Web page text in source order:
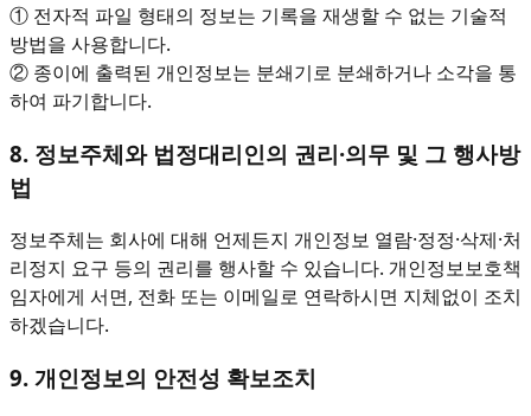
① 전자적 파일 형태의 정보는 기록을 재생할 수 없는 기술적
방법을 사용합니다.
② 종이에 출력된 개인정보는 분쇄기로 분쇄하거나 소각을 통
하여 파기합니다.
8. 정보주체와 법정대리인의 권리·의무 및 그 행사방
법
정보주체는 회사에 대해 언제든지 개인정보 열람·정정·삭제·처
리정지 요구 등의 권리를 행사할 수 있습니다. 개인정보보호책
임자에게 서면, 전화 또는 이메일로 연락하시면 지체없이 조치
하겠습니다.
9. 개인정보의 안전성 확보조치